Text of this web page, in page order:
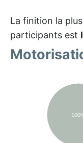
La finition la
participants est